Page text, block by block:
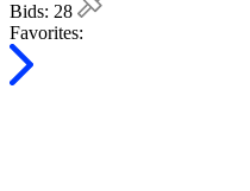
Bids: 28
Favorites: